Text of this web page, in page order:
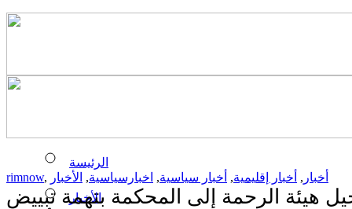
الرئيسة
الأخبار
rimnow, أخبار , أخبار إقليمية, أخبار سياسية, اخبارسياسية, الأخبار
هيئة الرحمة إلى المحكمة بتهمة تبييض